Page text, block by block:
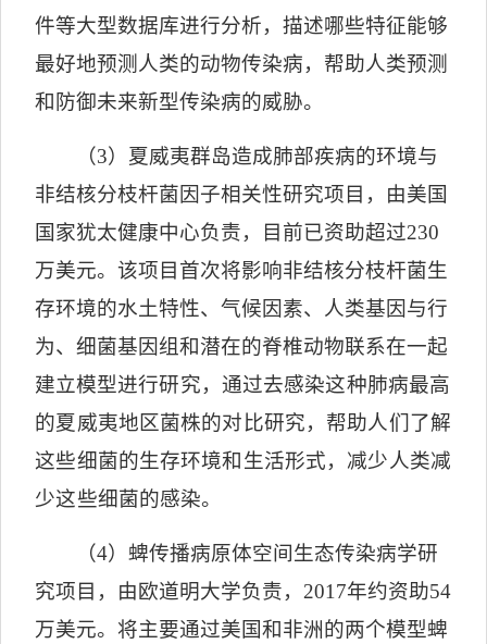
件等大型数据库进行分析，描述哪些特征能够
最好地预测人类的动物传染病，帮助人类预测
和防御未来新型传染病的威胁。
（3）夏威夷群岛造成肺部疾病的环境与
非结核分枝杆菌因子相关性研究项目，由美国
国家犹太健康中心负责，目前已资助超过230
万美元。该项目首次将影响非结核分枝杆菌生
存环境的水土特性、气候因素、人类基因与行
为、细菌基因组和潜在的脊椎动物联系在一起
建立模型进行研究，通过去感染这种肺病最高
的夏威夷地区菌株的对比研究，帮助人们了解
这些细菌的生存环境和生活形式，减少人类减
少这些细菌的感染。
（4）蜱传播病原体空间生态传染病学研
究项目，由欧道明大学负责， 2017年约资助54
万美元。将主要通过美国和非洲的两个模型蜱